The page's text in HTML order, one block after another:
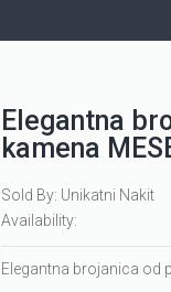
Elegantna
kamena
Sold By: Unikatni Nakit
Availability:
Elegantna brojanica od